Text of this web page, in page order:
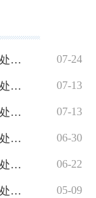
中国证券监督管理委员会北京监管局行政处罚决定书（张佳琪） 07-24
中国证券监督管理委员会北京监管局行政处罚决定书（付川琦、海陆宇） 07-13
中国证券监督管理委员会北京监管局行政处罚决定书（徐坦、赵广晖) 07-13
中国证券监督管理委员会北京监管局行政处罚决定书（刘峰、谢贤洪、邓小娟） 06-30
中国证券监督管理委员会北京监管局行政处罚决定书（郑金果） 06-22
中国证券监督管理委员会北京监管局行政处罚决定书（冯朋朋、班可可） 05-09